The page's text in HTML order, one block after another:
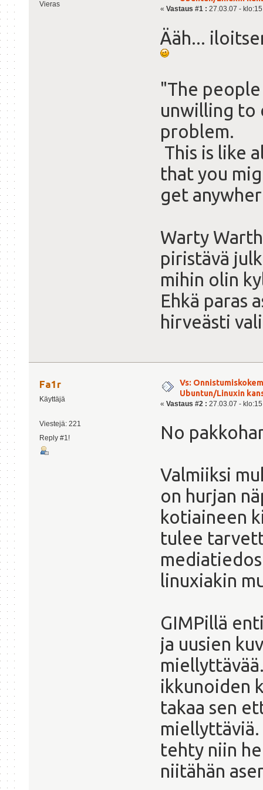
Vieras
« Vastaus #1 : 27.03.07 -
Ääh...
"The
unwilling to
problem.
This is like
that you
get
Warty
piristävä
mihin olin
Ehkä paras
hirveästi
Fa1r
Käyttäjä
Viestejä: 221
Reply #1!
Vs:
Ubuntun/Linuxin
« Vastaus #2 : 27.03.07 -
No
Valmiiksi
on hurjan
kotiaineen
tulee
linuxiakin
GIMPillä
ja uusien
ikkunoiden
takaa sen
tehty niin
niitähän